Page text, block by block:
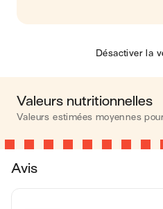
Désactiver la
Valeurs nutritionnelles
Valeurs estimées moyennes
Calories
Avis